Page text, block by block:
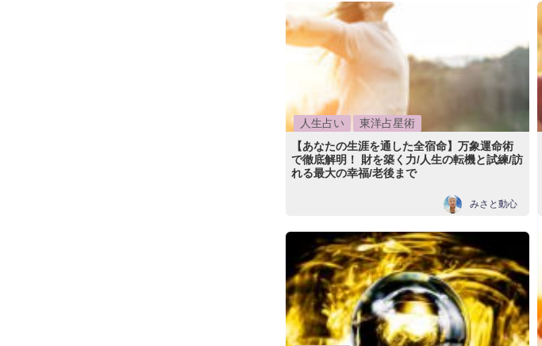
人生占い
東洋占星術
【あなたの生涯を通した全宿命】万象運命術
で徹底解明！ 財を築く力/人生の転機と試練/訪
れる最大の幸福/老後まで
みさと動心